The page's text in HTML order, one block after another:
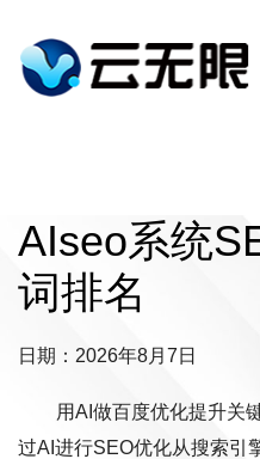
AIseo系统
词排名
日期：2026年8月7日
用AI做百度优化提升关
过AI进行SEO优化从搜索引